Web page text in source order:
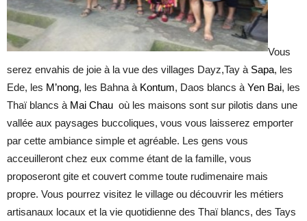
Vous
serez envahis de joie à la vue des villages Dayz,Tay à Sapa, les
Ede, les M’nong, les Bahna à Kontum, Daos blancs à Yen Bai, les
Thaï blancs à Mai Chau où les maisons sont sur pilotis dans une
vallée aux paysages buccoliques, vous vous laisserez emporter
par cette ambiance simple et agréable. Les gens vous
acceuilleront chez eux comme étant de la famille, vous
proposeront gite et couvert comme toute rudimenaire mais
propre. Vous pourrez visitez le village ou découvrir les métiers
artisanaux locaux et la vie quotidienne des Thaï blancs, des Tays